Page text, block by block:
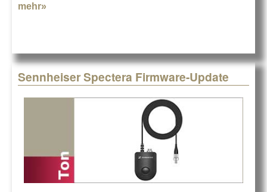
mehr»
Sennheiser Spectera Firmware-Update